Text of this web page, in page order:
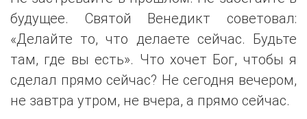
будущее. Святой Венедикт советовал:
«Делайте то, что делаете сейчас. Будьте
там, где вы есть». Что хочет Бог, чтобы я
сделал прямо сейчас? Не сегодня вечером,
не завтра утром, не вчера, а прямо сейчас.